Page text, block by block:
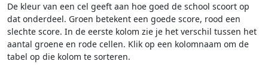
De kleur van een cel geeft aan hoe goed de school scoort op
dat onderdeel. Groen betekent een goede score, rood een
slechte score. In de eerste kolom zie je het verschil tussen het
aantal groene en rode cellen. Klik op een kolomnaam om de
tabel op die kolom te sorteren.